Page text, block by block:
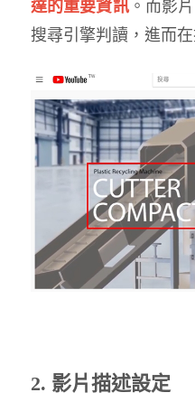
達的重要資訊。而影
搜尋引擎判讀，進而
2. 影片描述設定